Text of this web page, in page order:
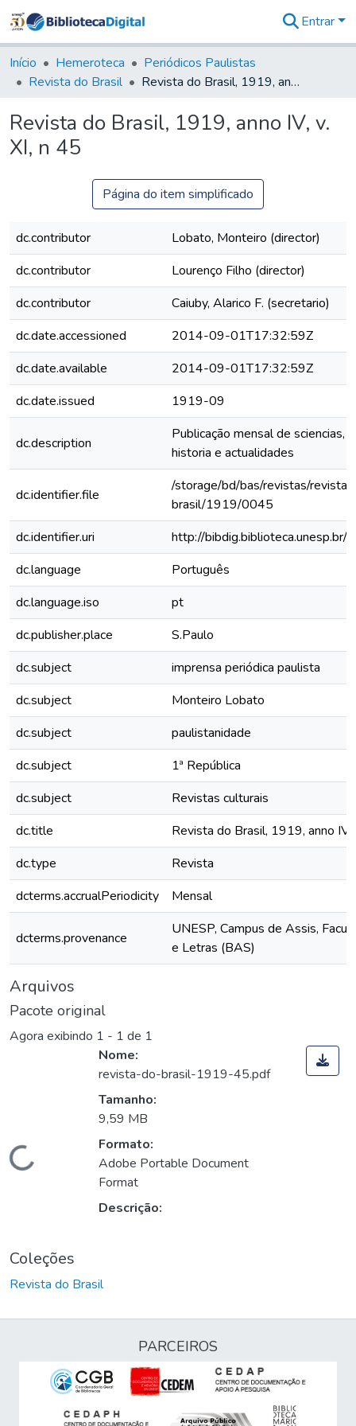
&
Coleções
Tudo na
Digital
Entrar
Início Hemeroteca
Periódicos Paulistas
Revista do Brasil
Revista do Brasil, 1919, anno IV, v. XI, n 45
Revista do Brasil, 1919, anno IV, v.
XI, n 45
Página do item simplificado
dc.contributor
Lobato, Monteiro (director)
dc.contributor
Lourenço Filho (director)
dc.contributor
Caiuby, Alarico F. (secretario)
dc.date.accessioned
2014-09-01T17:32:59Z
dc.date.available
2014-09-01T17:32:59Z
dc.date.issued
1919-09
dc.description
Publicação mensal de sciencias,
historia e actualidades
dc.identifier.file
/storage/bd/bas/revistas/
brasil/1919/0045
dc.identifier.uri
http://
dc.language
Português
dc.language.iso
pt
dc.publisher.place
S.Paulo
dc.subject
imprensa periódica paulista
dc.subject
Monteiro Lobato
dc.subject
paulistanidade
dc.subject
1ª República
dc.subject
Revistas culturais
dc.title
Revista do Brasil, 1919, anno IV,
dc.type
Revista
dcterms.accrualPeriodicity
Mensal
dcterms.provenance
UNESP, Campus de Assis,
e Letras (BAS)
Arquivos
Pacote original
Agora exibindo 1 - 1 de 1
Carregando...
Nome:
revista-do-brasil-1919-45.pdf
Tamanho:
9,59 MB
Formato:
Adobe Portable Document
Format
Descrição:
Coleções
Revista do Brasil
PARCEIROS